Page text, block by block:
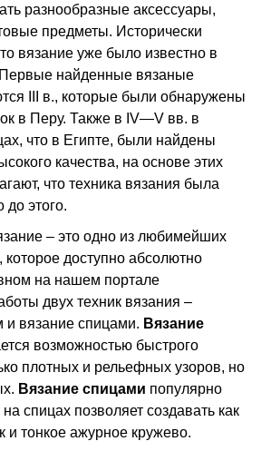
разнообразные аксессуары,
предметы. Исторически
вязание уже было известно в
найденные вязаные
III в., которые были обнаружены
в Перу. Также в IV—V вв. в
что в Египте, были найдены
качества, на основе этих
что техника вязания была
до этого.
– это одно из любимейших
доступно абсолютно
на нашем портале
двух техник вязания –
и вязание спицами. Вязание
возможностью быстрого
плотных и рельефных узоров, но
Вязание спицами популярно
спицах позволяет создавать как
и тонкое ажурное кружево.